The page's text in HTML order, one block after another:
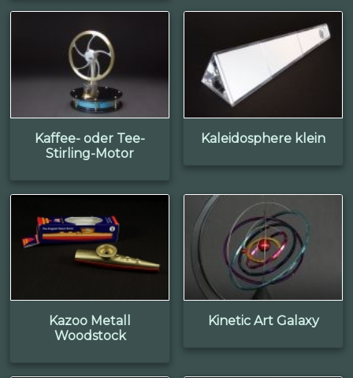
Kaffee- oder Tee-
Stirling-Motor
Kaleidosphere klein
Kazoo Metall
Woodstock
Kinetic Art Galaxy